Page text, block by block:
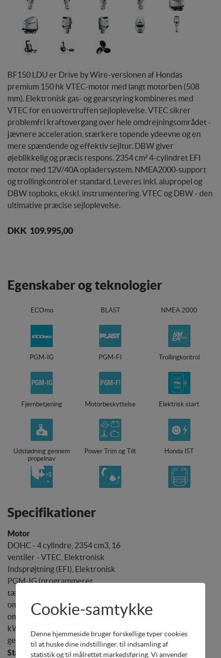
BF150 LDU er Drive by Wire-versionen af Hondas
premium 150 hk VTEC-motor med langt motorben (508
mm). Elektronisk gas- og gearstyring kombineres med
VTEC for en uovertruffen sejloplevelse. VTEC sikrer
problemfri kraftovergang over hele omdrejningsområdet -
jævnere acceleration, stærkere topende ydeevne og en
mere spændende og effektiv sejltur. DBW giver
øjeblikkelig og præcis respons. 2354 cm² 4-cylindret EFI
motor med 12V/40A opladersystem. NMEA2000-support
og trollingkontrol er standard. Leveres inkl. alupropel og
DBW topboks, ekskl. instrumentering. VTEC og DBW - den
ultimative præcise sejloplevelse.
DKK 109.995,00
Egenskaber og teknologier
ECOmo BLAST NMEA 2000
PGM-IG PGM-FI Trollingkontrol
Fjernbetjening Motorbeskyttelse Elektrisk start
Udstødning gennem
propelnav
Power Trim og Tilt Honda IST
Specifikationer
DOHC - 4 cylindre, 2354 cm3, 16
ventiler - VTEC, Elektronisk
Indsprøjtning (EFI), Elektronisk
PGM-IG (programmeret
tændingssystem),
omdrejningsinterval 5000 - 6000
omdr./min, Ydelse 150 hk (110,3
kW), tomgang , udstødning
gennem propelnav
Cookie-samtykke
Denne hjemmeside bruger forskellige typer cookies
til at huske dine indstillinger, til indsamling af
statistik og til målrettet markedsføring. Vi anvender